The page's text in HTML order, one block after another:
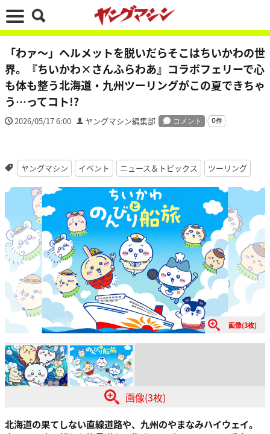
「わァ～」ヘルメットを脱いだらそこはちいかわの世
界。『ちいかわ×さんふらわあ』コラボフェリーで心
も体も整う北海道・九州ツーリングがこの夏できちゃ
う…ってコト!?
2026/05/17 6:00 ヤングマシン編集部
ヤングマシン イベント ニュース＆トピックス ツーリング
画像(3枚)
画像(3枚)
北海道の果てしない直線道路や、九州のやまなみハイウェイ。